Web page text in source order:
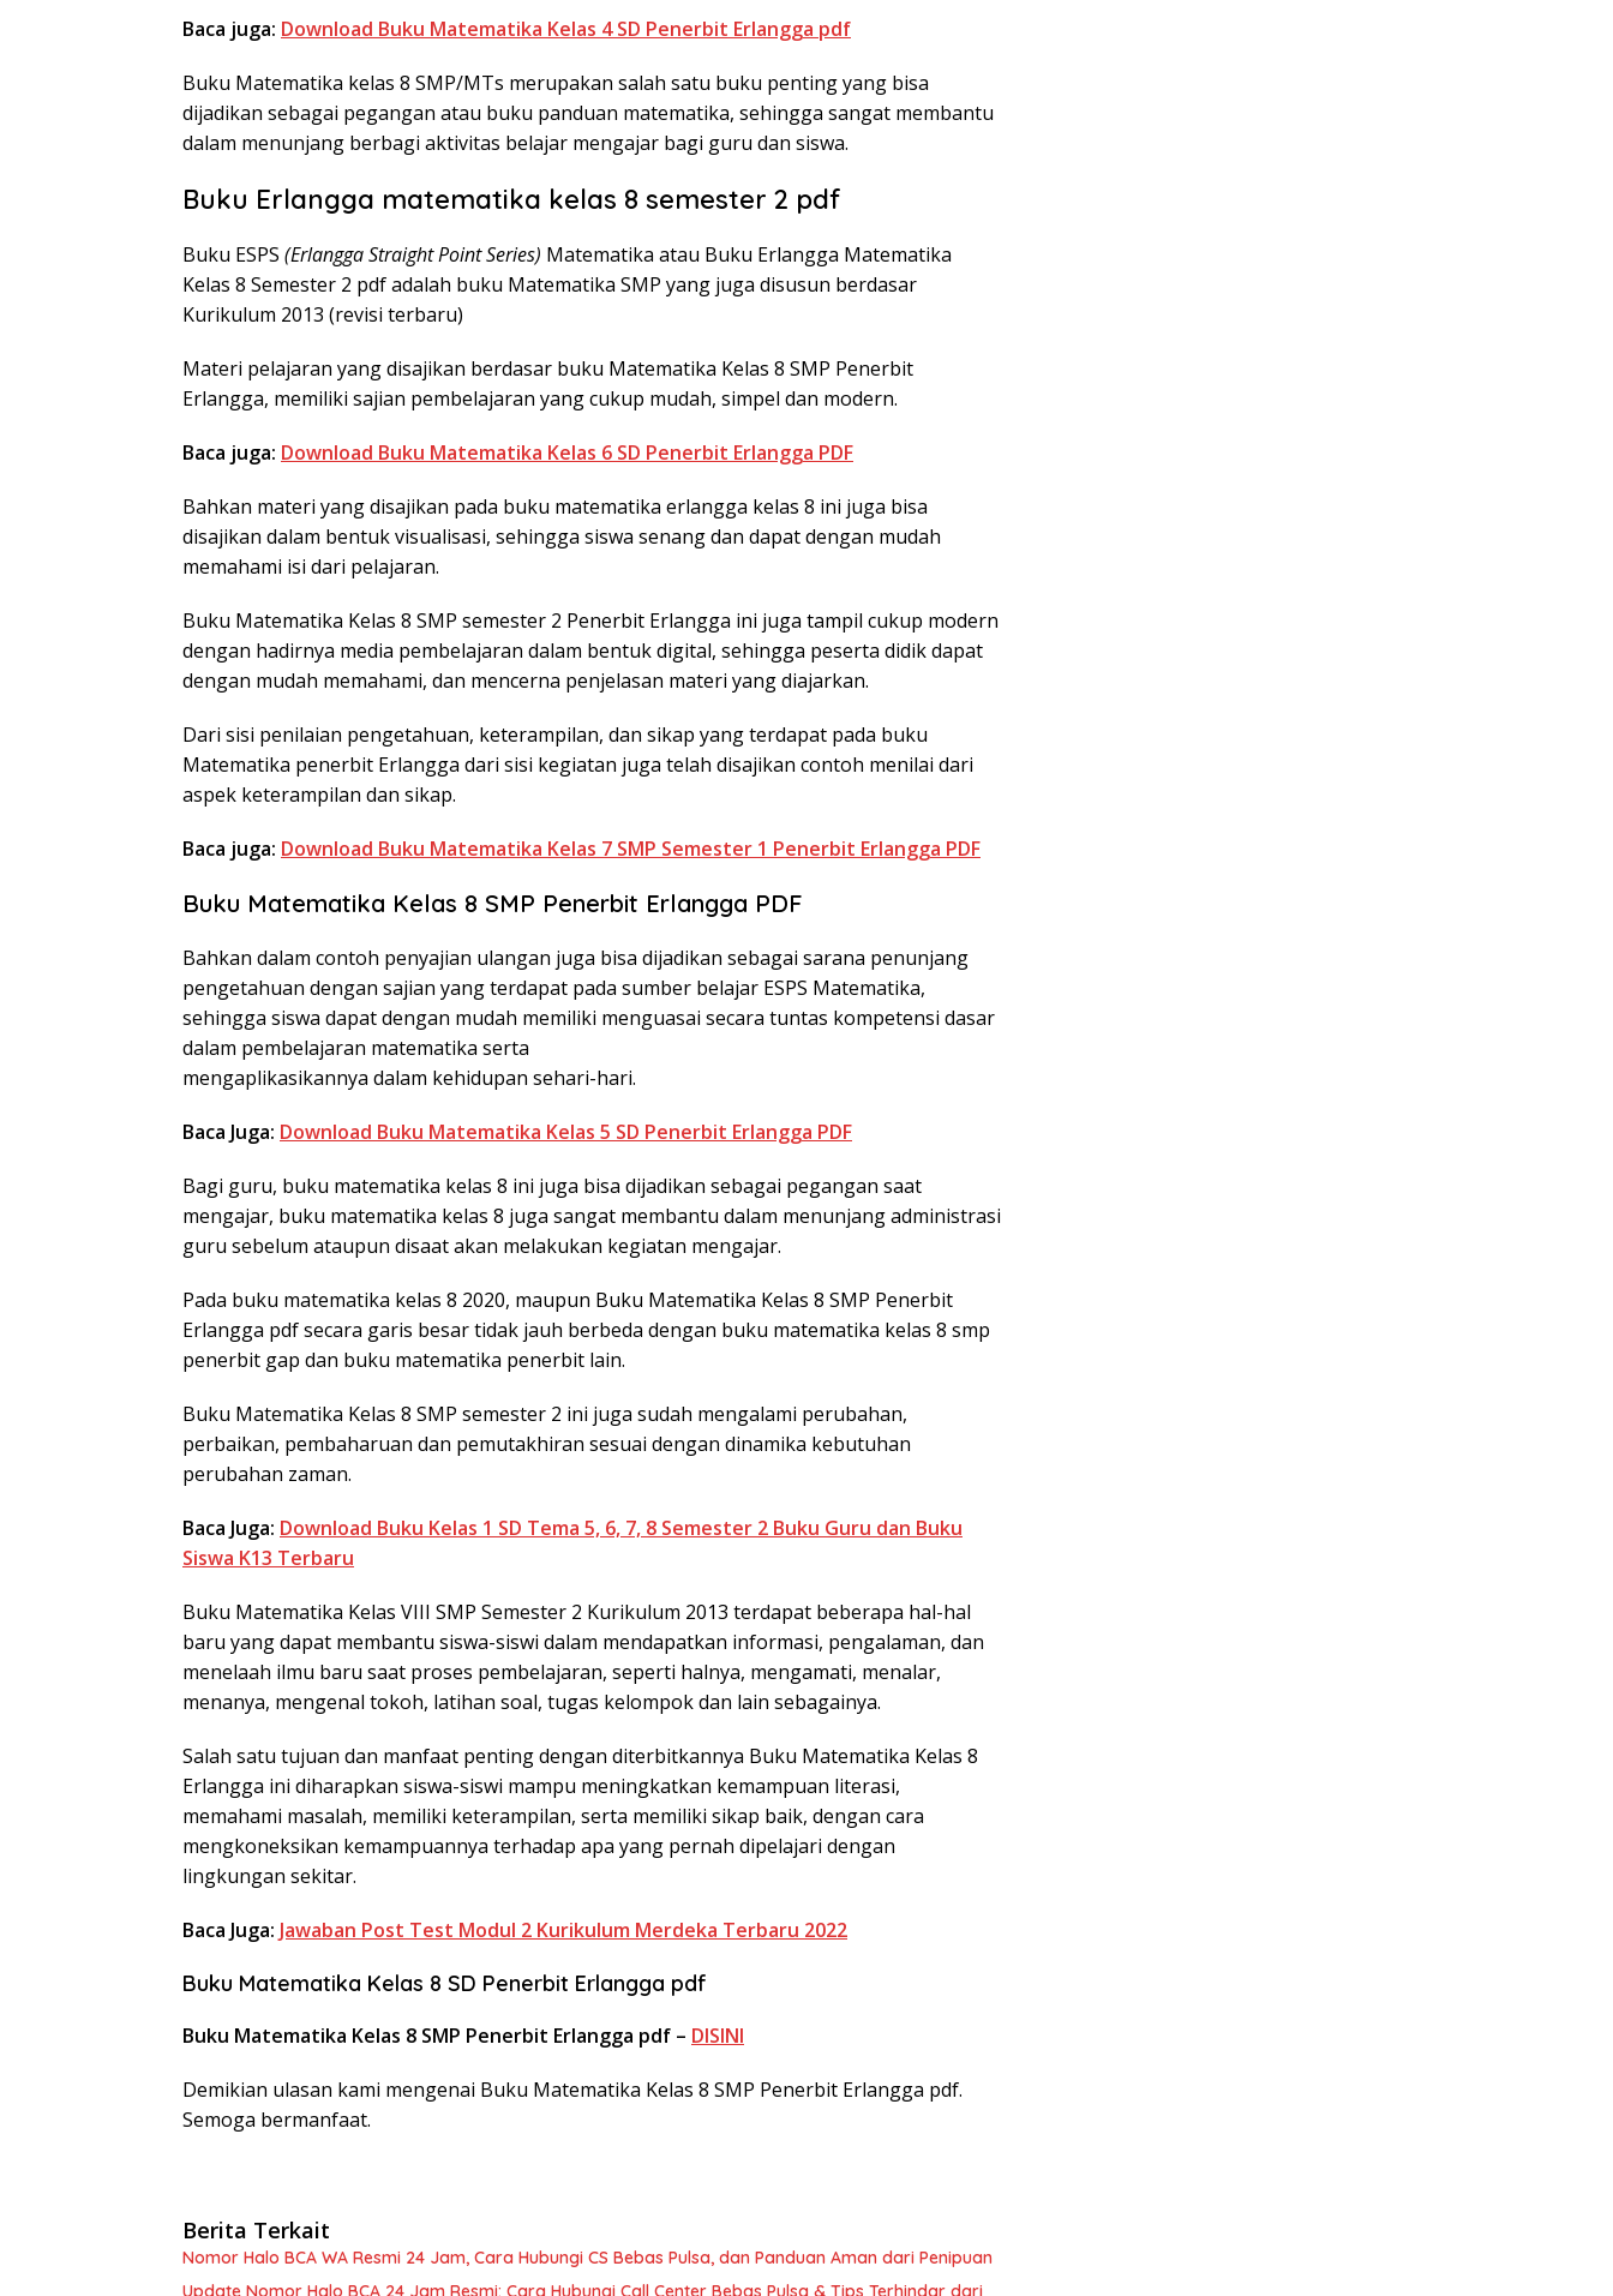
Baca juga: Download Buku Matematika Kelas 4 SD Penerbit Erlangga pdf
Buku Matematika kelas 8 SMP/MTs merupakan salah satu buku penting yang bisa
dijadikan sebagai pegangan atau buku panduan matematika, sehingga sangat membantu
dalam menunjang berbagi aktivitas belajar mengajar bagi guru dan siswa.
Buku Erlangga matematika kelas 8 semester 2 pdf
Buku ESPS (Erlangga Straight Point Series) Matematika atau Buku Erlangga Matematika
Kelas 8 Semester 2 pdf adalah buku Matematika SMP yang juga disusun berdasar
Kurikulum 2013 (revisi terbaru)
Materi pelajaran yang disajikan berdasar buku Matematika Kelas 8 SMP Penerbit
Erlangga, memiliki sajian pembelajaran yang cukup mudah, simpel dan modern.
Baca juga: Download Buku Matematika Kelas 6 SD Penerbit Erlangga PDF
Bahkan materi yang disajikan pada buku matematika erlangga kelas 8 ini juga bisa
disajikan dalam bentuk visualisasi, sehingga siswa senang dan dapat dengan mudah
memahami isi dari pelajaran.
Buku Matematika Kelas 8 SMP semester 2 Penerbit Erlangga ini juga tampil cukup modern
dengan hadirnya media pembelajaran dalam bentuk digital, sehingga peserta didik dapat
dengan mudah memahami, dan mencerna penjelasan materi yang diajarkan.
Dari sisi penilaian pengetahuan, keterampilan, dan sikap yang terdapat pada buku
Matematika penerbit Erlangga dari sisi kegiatan juga telah disajikan contoh menilai dari
aspek keterampilan dan sikap.
Baca juga: Download Buku Matematika Kelas 7 SMP Semester 1 Penerbit Erlangga PDF
Buku Matematika Kelas 8 SMP Penerbit Erlangga PDF
Bahkan dalam contoh penyajian ulangan juga bisa dijadikan sebagai sarana penunjang
pengetahuan dengan sajian yang terdapat pada sumber belajar ESPS Matematika,
sehingga siswa dapat dengan mudah memiliki menguasai secara tuntas kompetensi dasar
dalam pembelajaran matematika serta
mengaplikasikannya dalam kehidupan sehari-hari.
Baca Juga: Download Buku Matematika Kelas 5 SD Penerbit Erlangga PDF
Bagi guru, buku matematika kelas 8 ini juga bisa dijadikan sebagai pegangan saat
mengajar, buku matematika kelas 8 juga sangat membantu dalam menunjang administrasi
guru sebelum ataupun disaat akan melakukan kegiatan mengajar.
Pada buku matematika kelas 8 2020, maupun Buku Matematika Kelas 8 SMP Penerbit
Erlangga pdf secara garis besar tidak jauh berbeda dengan buku matematika kelas 8 smp
penerbit gap dan buku matematika penerbit lain.
Buku Matematika Kelas 8 SMP semester 2 ini juga sudah mengalami perubahan,
perbaikan, pembaharuan dan pemutakhiran sesuai dengan dinamika kebutuhan
perubahan zaman.
Baca Juga: Download Buku Kelas 1 SD Tema 5, 6, 7, 8 Semester 2 Buku Guru dan Buku
Siswa K13 Terbaru
Buku Matematika Kelas VIII SMP Semester 2 Kurikulum 2013 terdapat beberapa hal-hal
baru yang dapat membantu siswa-siswi dalam mendapatkan informasi, pengalaman, dan
menelaah ilmu baru saat proses pembelajaran, seperti halnya, mengamati, menalar,
menanya, mengenal tokoh, latihan soal, tugas kelompok dan lain sebagainya.
Salah satu tujuan dan manfaat penting dengan diterbitkannya Buku Matematika Kelas 8
Erlangga ini diharapkan siswa-siswi mampu meningkatkan kemampuan literasi,
memahami masalah, memiliki keterampilan, serta memiliki sikap baik, dengan cara
mengkoneksikan kemampuannya terhadap apa yang pernah dipelajari dengan
lingkungan sekitar.
Baca Juga: Jawaban Post Test Modul 2 Kurikulum Merdeka Terbaru 2022
Buku Matematika Kelas 8 SD Penerbit Erlangga pdf
Buku Matematika Kelas 8 SMP Penerbit Erlangga pdf – DISINI
Demikian ulasan kami mengenai Buku Matematika Kelas 8 SMP Penerbit Erlangga pdf.
Semoga bermanfaat.
Berita Terkait
Nomor Halo BCA WA Resmi 24 Jam, Cara Hubungi CS Bebas Pulsa, dan Panduan Aman dari Penipuan
Update Nomor Halo BCA 24 Jam Resmi: Cara Hubungi Call Center Bebas Pulsa & Tips Terhindar dari